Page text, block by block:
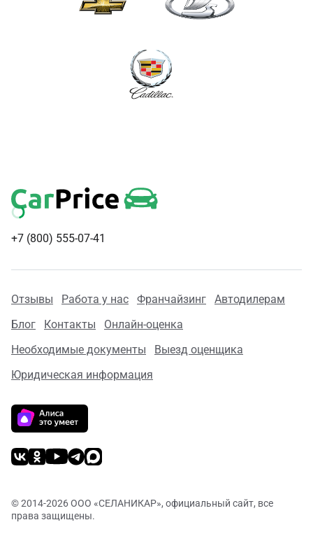
+7 (800) 555-07-41
Отзывы Работа у нас Франчайзинг
Автодилерам
Блог
Контакты
Онлайн-оценка
Необходимые документы
Выезд оценщика
Юридическая информация
© 2014-2026 ООО «СЕЛАНИКАР», официальный сайт, все
права защищены.